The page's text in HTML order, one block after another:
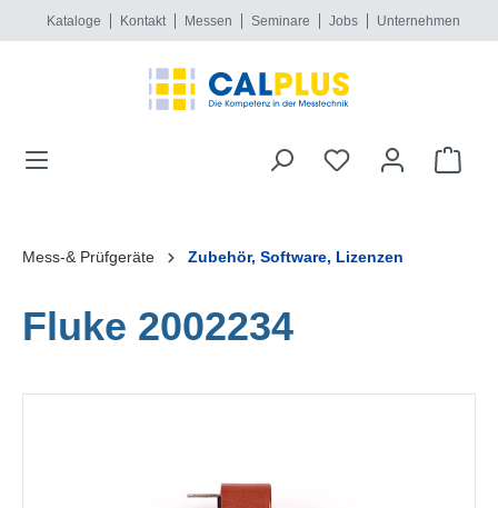
springen
Kataloge Kontakt Messen Seminare Jobs Unternehmen
Mess-& Prüfgeräte Zubehör, Software, Lizenzen
Fluke 2002234